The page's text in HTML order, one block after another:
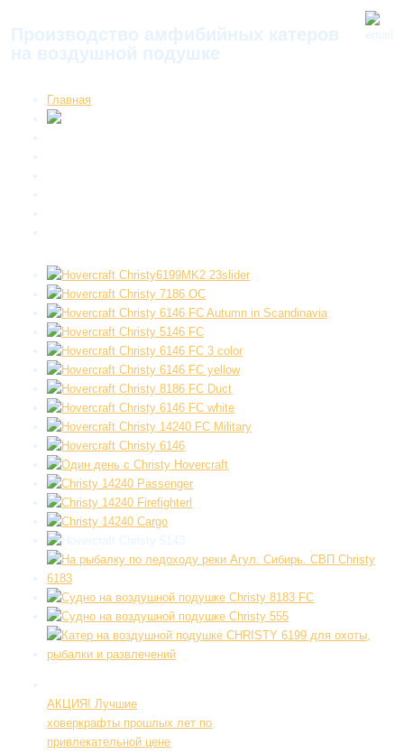
Производство амфибийных катеров
на воздушной подушке
Главная
АКЦИЯ! Лучшие
ховеркрафты прошлых лет по
привлекательной цене